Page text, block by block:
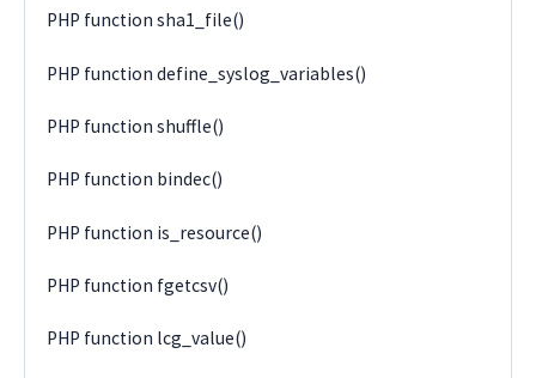
PHP function sha1_file()
PHP function define_syslog_variables()
PHP function shuffle()
PHP function bindec()
PHP function is_resource()
PHP function fgetcsv()
PHP function lcg_value()